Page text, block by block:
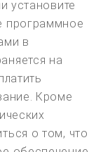
установите
программное
в
на
Кроме
о том, что